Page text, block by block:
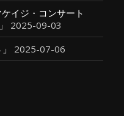
イジ・コンサート
2025-09-03
2025-07-06